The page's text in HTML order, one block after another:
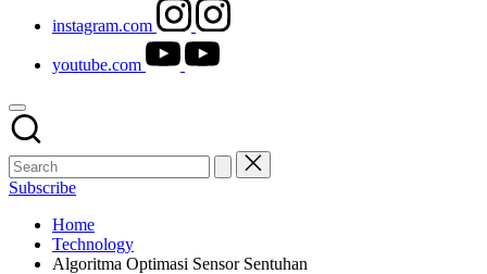
instagram.com
youtube.com
Subscribe
Home
Technology
Algoritma Optimasi Sensor Sentuhan